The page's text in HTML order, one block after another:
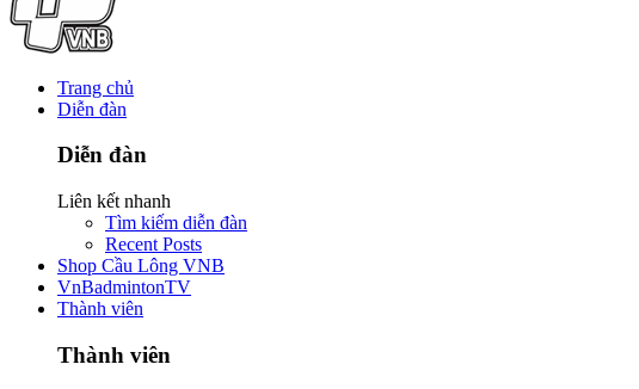
Trang chủ
Diễn đàn
Diễn đàn
Liên kết nhanh
Tìm kiếm diễn đàn
Recent Posts
Shop Cầu Lông VNB
VnBadmintonTV
Thành viên
Thành viên